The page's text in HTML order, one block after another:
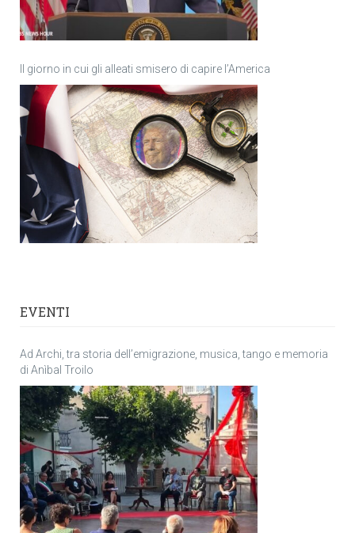
Il giorno in cui gli alleati smisero di capire l’America
EVENTI
Ad Archi, tra storia dell’emigrazione, musica, tango e memoria
di Anìbal Troilo